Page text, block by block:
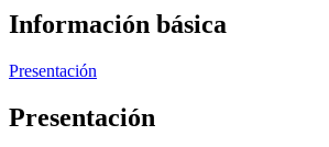
Información básica
Presentación
Presentación